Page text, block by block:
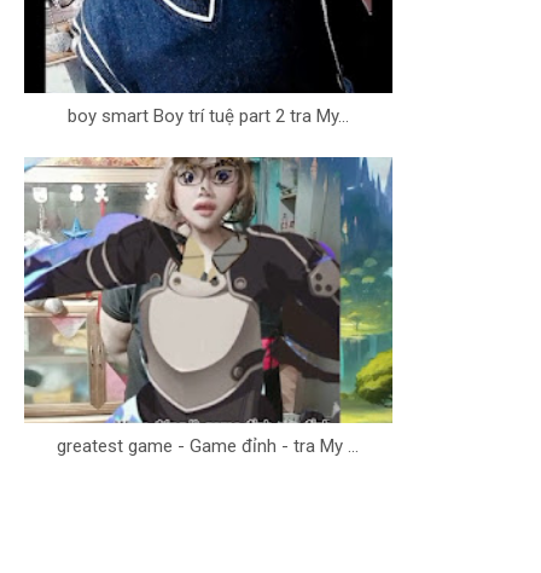
boy smart Boy trí tuệ part 2 tra My...
greatest game - Game đỉnh - tra My ...